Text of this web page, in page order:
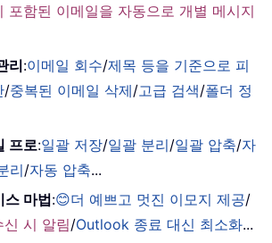
포함된 이메일을 자동으로 개별 메시지
리:이메일 회수/제목 등을 기준으로 피
/중복된 이메일 삭제/고급 검색/폴더 정
프로:일괄 저장/일괄 분리/일괄 압축/자
리/자동 압축...
스 마법:😊더 예쁘고 멋진 이모지 제공/
시 알림/Outlook 종료 대신 최소화...